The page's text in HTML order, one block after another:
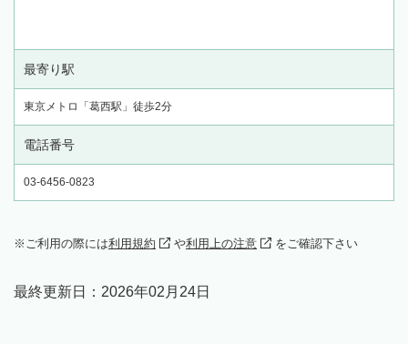
最寄り駅
東京メトロ「葛西駅」徒歩2分
電話番号
03-6456-0823
ご利用の際には利用規約 や利用上の注意 をご確認下さい
最終更新日： 2026年02月24日